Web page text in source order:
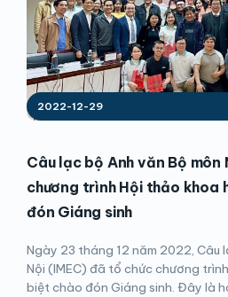
2022-12-29
Câu lạc bộ Anh văn Bộ môn
chương trình Hội thảo khoa
đón Giáng sinh
Ngày 23 tháng 12 năm 2022, Câu
Nội (IMEC) đã tổ chức chương
biệt chào đón Giáng sinh. Đây là